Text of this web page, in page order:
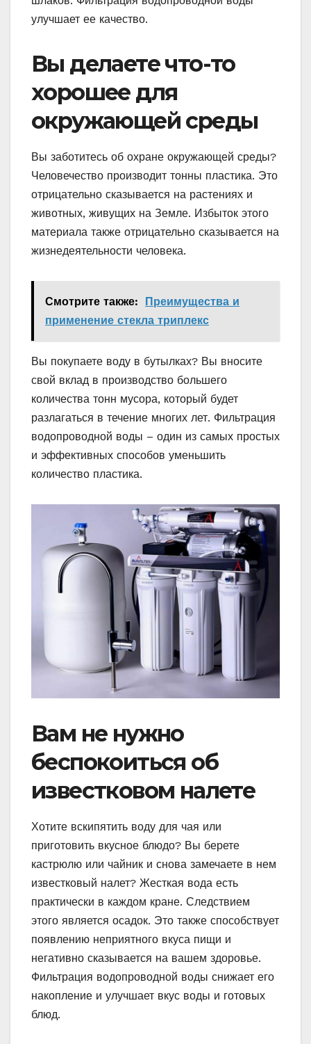
улучшает ее качество.
Вы делаете что-то
хорошее для
окружающей среды
Вы заботитесь об охране окружающей среды?
Человечество производит тонны пластика. Это
отрицательно сказывается на растениях и
животных, живущих на Земле. Избыток этого
материала также отрицательно сказывается на
жизнедеятельности человека.
Смотрите также:
Преимущества и
применение стекла триплекс
Вы покупаете воду в бутылках? Вы вносите
свой вклад в производство большего
количества тонн мусора, который будет
разлагаться в течение многих лет. Фильтрация
водопроводной воды – один из самых простых
и эффективных способов уменьшить
количество пластика.
Вам не нужно
беспокоиться об
известковом налете
Хотите вскипятить воду для чая или
приготовить вкусное блюдо? Вы берете
кастрюлю или чайник и снова замечаете в нем
известковый налет? Жесткая вода есть
практически в каждом кране. Следствием
этого является осадок. Это также способствует
появлению неприятного вкуса пищи и
негативно сказывается на вашем здоровье.
Фильтрация водопроводной воды снижает его
накопление и улучшает вкус воды и готовых
блюд.